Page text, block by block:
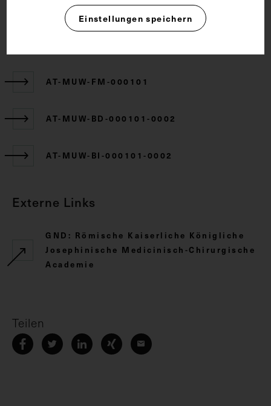
AT-MUW-FM-000101
AT-MUW-BD-000101-0002
AT-MUW-BI-000101-0002
Externe Links
GND: Römische Kaiserliche Königliche
Josephinische Medicinisch-Chirurgische
Academie
Teilen
Einstellungen speichern